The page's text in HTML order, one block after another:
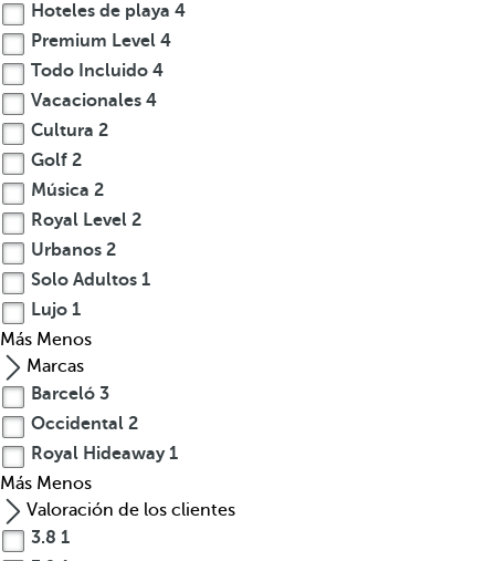
Hoteles de playa 4
Premium Level 4
Todo Incluido 4
Vacacionales 4
Cultura 2
Golf 2
Música 2
Royal Level 2
Urbanos 2
Solo Adultos 1
Lujo 1
Más Menos
Marcas
Barceló 3
Occidental 2
Royal Hideaway1
Más Menos
Valoración de los clientes
3.8 1
0
a
ñ
o
s
d
e
h
s
t
o
r
i
a
y
d
e
c
l